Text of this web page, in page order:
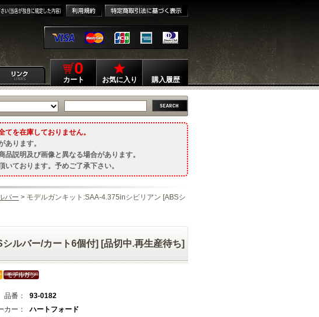
0
カート お気に入り 購入履歴
を在庫しておりません。
あります。
説明及び画像と異なる場合があります。
ております。予めご了承下さい。
バー > モデルガンキット:SAA-4.375inシビリアン [ABSシ
ルバー/カート6個付] [品切中.再生産待ち]
品番：
93-0182
カー：
ハートフォード